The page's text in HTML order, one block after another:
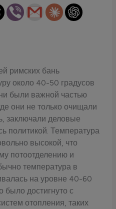
римских бань
около 40-50 градусов
были важной частью
они не только очищали
заключали деловые
политикой. Температура
высокой, что
потоотделению и
температура в
на уровне 40-60
было достигнуто с
отопления, таких